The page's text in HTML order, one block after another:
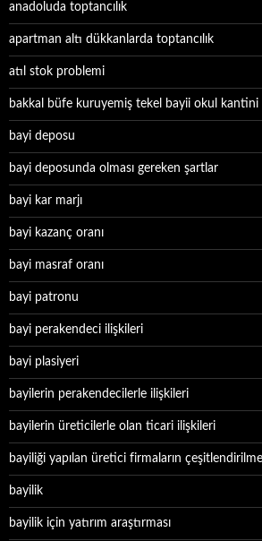
anadoluda toptancılık
apartman altı dükkanlarda toptancılık
atıl stok problemi
bakkal büfe kuruyemiş tekel bayii okul kantini
bayi deposu
bayi deposunda olması gereken şartlar
bayi kar marjı
bayi kazanç oranı
bayi masraf oranı
bayi patronu
bayi perakendeci ilişkileri
bayi plasiyeri
bayilerin perakendecilerle ilişkileri
bayilerin üreticilerle olan ticari ilişkileri
bayiliği yapılan üretici firmaların
bayilik
bayilik için yatırım araştırması